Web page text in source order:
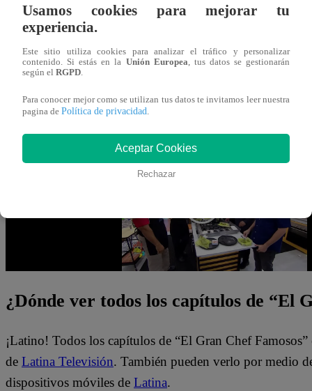
Al momento de probar los tamalitos hechos por Austin
en halagar la sazón de padre e hijo. “Es el mejor
aseguró Bocchio.
Este jueves 8 de febrero se vive la primera Noche de
lucharán por su permanencia en el programa culinario
¿Dónde ver todos los capítulos de “El
¡Latino! Todos los capítulos de “El Gran Chef
de Latina Televisión. También pueden verlo por medio
dispositivos móviles de Latina.
Usamos cookies para mejorar tu
experiencia.
Este sitio utiliza cookies para analizar el tráfico y personalizar
contenido. Si estás en la Unión Europea , tus datos se gestionarán
según el RGPD
Para conocer mejor como se utilizan tus datos te invitamos leer nuestra
pagina de Política de privacidad
Aceptar Cookies
Rechazar